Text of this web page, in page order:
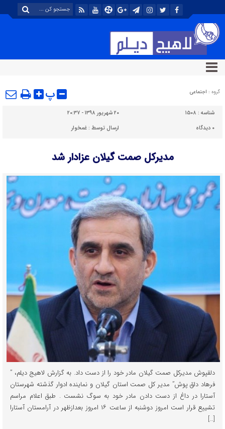
گروه : اجتماعی پ
شناسه : ۱۵۰۸
۲۰ شهریور ۱۳۹۸ - ۲۰:۳۷
۰ دیدگاه ارسال توسط :غمخوار
مدیرکل صمت گیلان عزادار شد
دلقپوش مدیرکل صمت گیلان مادر خود را از دست داد. به گزارش لاهیج دیلم، ”
فرهاد دلق پوش” مدیر کل صمت استان گیلان و نماینده ادوار گذشته شهرستان
آستارا در داغ از دست دادن مادر خود به سوگ نشست . طبق اعلام مراسم
تشییع قرار است امروز دوشنبه از ساعت ۱۶ امروز بعدازظهر در آرامستان آستارا
[…]